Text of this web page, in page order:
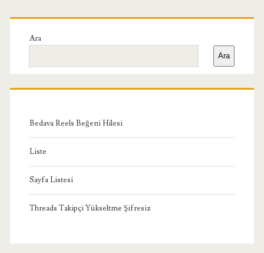
Birincil
Yan
Menü
Ara
Ara
Bedava Reels Beğeni Hilesi
Liste
Sayfa Listesi
Threads Takipçi Yükseltme Şifresiz